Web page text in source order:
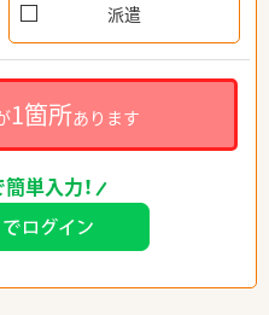
派遣
1箇所あります
単入力！